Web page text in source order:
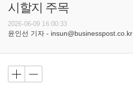
시할지 주목
2026-06-09 16:00:33
윤인선 기자 - insun@businesspost.co.kr